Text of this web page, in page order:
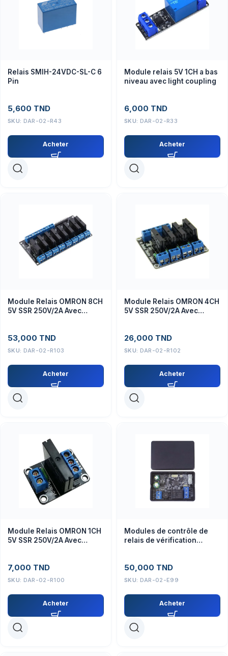
Relais SMIH-24VDC-SL-C 6
Pin
5,600 TND
SKU: DAR-02-R43
Acheter
Module relais 5V 1CH a bas
niveau avec light coupling
6,000 TND
SKU: DAR-02-R33
Acheter
Module Relais OMRON 8CH
5V SSR 250V/2A Avec
53,000 TND
SKU: DAR-02-R103
Acheter
Module Relais OMRON 4CH
5V SSR 250V/2A Avec
26,000 TND
SKU: DAR-02-R102
Acheter
Module Relais OMRON 1CH
5V SSR 250V/2A Avec
7,000 TND
SKU: DAR-02-R100
Acheter
Modules de contrôle de
relais de vérification
50,000 TND
SKU: DAR-02-E99
Acheter